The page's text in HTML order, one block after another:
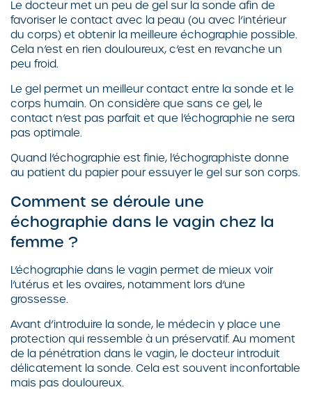
Le docteur met un peu de gel sur la sonde afin de
favoriser le contact avec la peau (ou avec l’intérieur
du corps) et obtenir la meilleure échographie possible.
Cela n’est en rien douloureux, c’est en revanche un
peu froid.
Le gel permet un meilleur contact entre la sonde et le
corps humain. On considère que sans ce gel, le
contact n’est pas parfait et que l’échographie ne sera
pas optimale.
Quand l’échographie est finie, l’échographiste donne
au patient du papier pour essuyer le gel sur son corps.
Comment se déroule une
échographie dans le vagin chez la
femme ?
L’échographie dans le vagin permet de mieux voir
l’utérus et les ovaires, notamment lors d’une
grossesse.
Avant d’introduire la sonde, le médecin y place une
protection qui ressemble à un préservatif. Au moment
de la pénétration dans le vagin, le docteur introduit
délicatement la sonde. Cela est souvent inconfortable
mais pas douloureux.